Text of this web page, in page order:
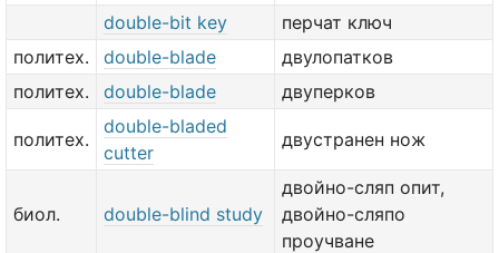
double-bit key
перчат ключ
политех.
double-blade
двулопатков
политех.
double-blade двуперков
политех.
double-bladed
cutter
двустранен нож
биол. double-blind study
двойно-сляп опит,
двойно-сляпо
проучване